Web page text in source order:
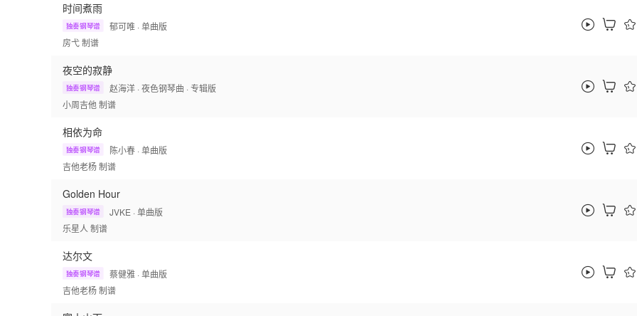
时间煮雨
独奏钢琴谱 郁可唯 · 单曲版
房弋制谱
夜空的寂静
独奏钢琴谱 赵海洋 · 夜色钢琴曲 · 专辑版
小周吉他制谱
相依为命
独奏钢琴谱 陈小春 · 单曲版
吉他老杨制谱
Golden Hour
独奏钢琴谱 JVKE · 单曲版
乐星人 制谱
达尔文
独奏钢琴谱 蔡健雅 · 单曲版
吉他老杨制谱